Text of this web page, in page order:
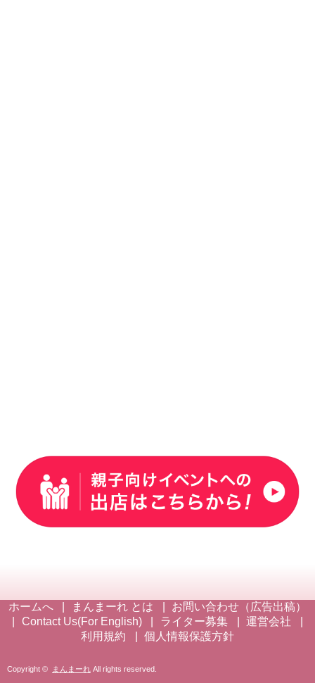
ホームへ まんまーれ とは
お問い合わせ（広告出稿）
Contact Us(For English)
ライター募集
運営会社
利用規約
個人情報保護方針
Copyright © まんまーれ All rights reserved.